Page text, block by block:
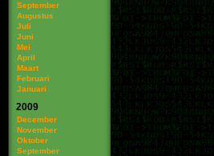
September
Augustus
Juli
Juni
Mei
April
Maart
Februari
Januari
2009
December
November
Oktober
September